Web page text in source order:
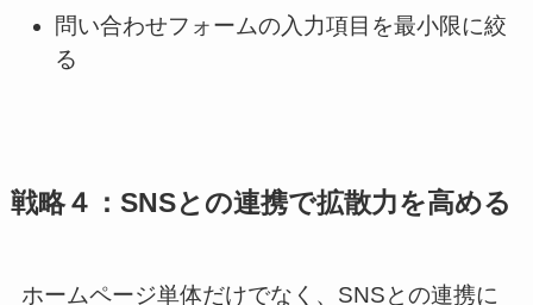
問い合わせフォームの入力項目を最小限に絞
る
戦略４：SNSとの連携で拡散力を高める
ホームページ単体だけでなく、SNSとの連携に